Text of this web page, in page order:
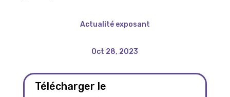
Actualité exposant
Oct 28, 2023
Télécharger le